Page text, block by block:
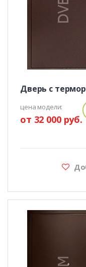
Дверь с
цена модели:
от 32 000 руб.